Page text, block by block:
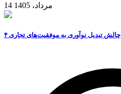
14 مرداد، 1405
۴ چالش تبدیل نوآوری به موفقیت‌های تجاری